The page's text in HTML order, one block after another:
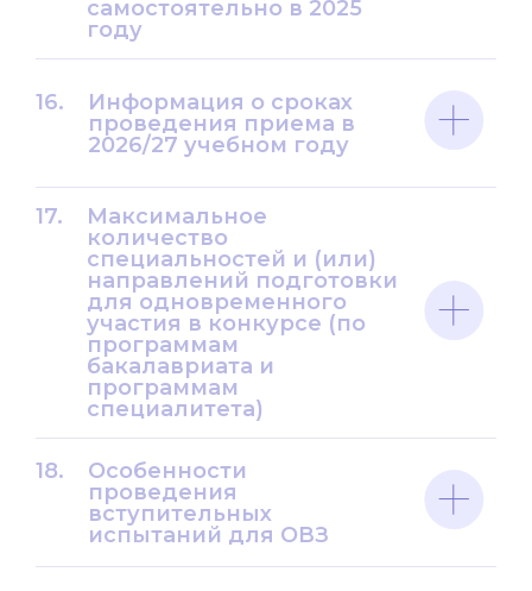
самостоятельно в 2025
году
16.
Информация о сроках
проведения приема в
2026/27 учебном году
17.
Максимальное
количество
специальностей и (или)
направлений подготовки
для одновременного
участия в конкурсе (по
программам
бакалавриата и
программам
специалитета)
18.
Особенности
проведения
вступительных
испытаний для ОВЗ